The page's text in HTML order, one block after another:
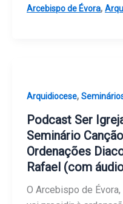
Arcebispo de Évora,
Arquidiocese,
Podcast Ser
Seminário
Ordenações
Rafael (com
O Arcebispo de